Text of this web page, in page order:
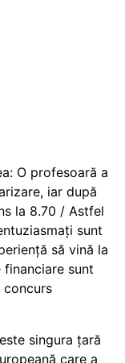
O profesoară a
iar după
la 8.70 / Astfel
sunt
să vină la
sunt
singura țară
care a